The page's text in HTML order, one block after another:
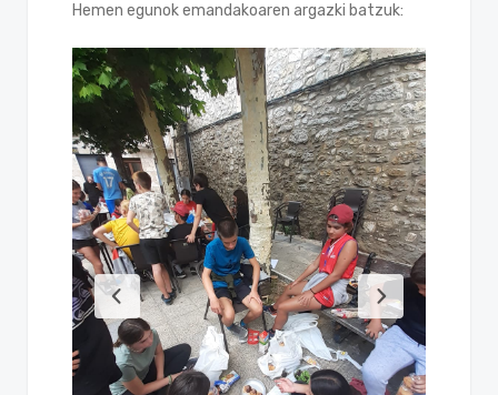
Hemen egunok emandakoaren argazki batzuk: